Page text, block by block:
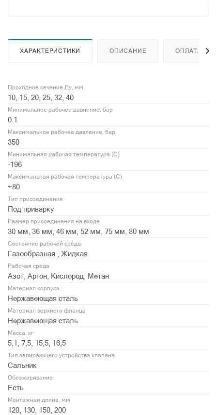
ХАРАКТЕРИСТИКИ ОПИСАНИЕ ОПЛАТА
Проходное сечение Ду, мм
10, 15, 20, 25, 32, 40
Минимальное рабочее давление, бар
0.1
Максимальное рабочее давление, бар
350
Минимальная рабочая температура (С)
-196
Максимальная рабочая температура (С)
+80
Тип присоединения
Под приварку
Размер присоединения на входе
30 мм, 36 мм, 46 мм, 52 мм, 75 мм, 80 мм
Состояние рабочей среды
Газообразная , Жидкая
Рабочая среда
Азот, Аргон, Кислород, Метан
Материал корпуса
Нержавеющая сталь
Материал верхнего фланца
Нержавеющая сталь
Масса, кг
5,1, 7,5, 15,5, 16,5
Тип запирающего устройства клапана
Сальник
Обезжиривание
Есть
Монтажная длина, мм
120, 130, 150, 200